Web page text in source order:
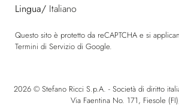
Lingua/ Italiano
Questo sito è protetto da reCAPTCHA e si
Termini di Servizio di Google.
2026 © Stefano Ricci S.p.A. - Società di diritto
Via Faentina No. 171, Fiesole